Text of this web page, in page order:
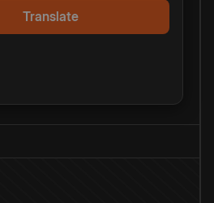
Translate